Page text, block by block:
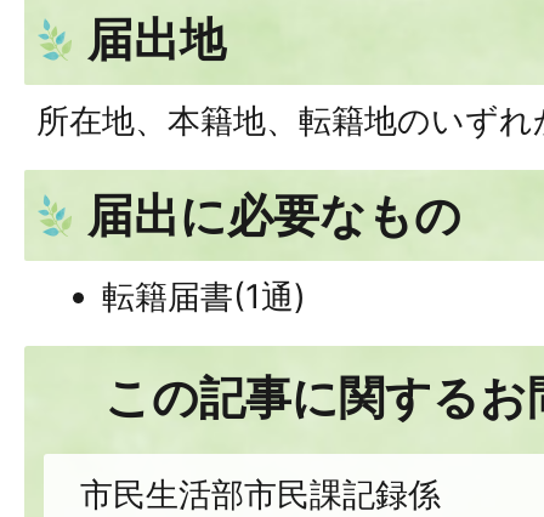
届出地
所在地、本籍地、転籍地のいずれ
届出に必要なもの
転籍届書(1通)
この記事に関する
市民生活部市民課記録係